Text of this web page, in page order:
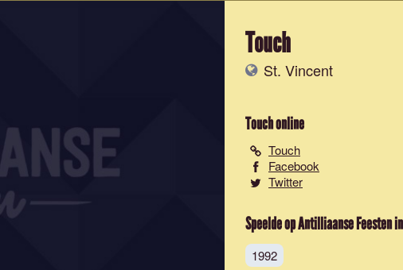
Touch
St. Vincent
Touchonline
Touch
Facebook
Twitter
Speelde op Antilliaanse Feesten in
1992